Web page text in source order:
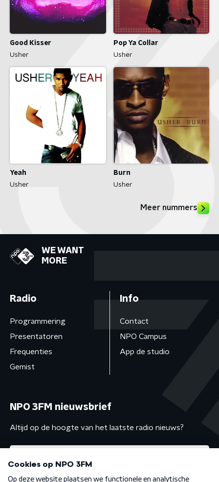
Good Kisser
Usher
Pop Ya Collar
Usher
Yeah
Usher
Burn
Usher
Meer nummers
WE WANT
MORE
Radio
Programmering
Presentatoren
Frequenties
Gemist
Info
Contact
NPO Campus
App de studio
NPO 3FM nieuwsbrief
Altijd op de hoogte van het laatste radio nieuws?